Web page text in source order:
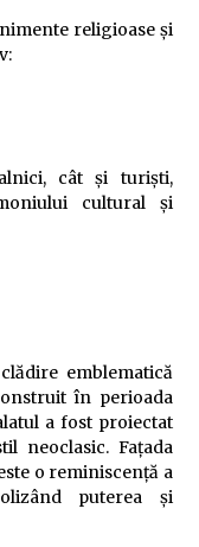
religioase și
cât și turiști,
cultural și
emblematică
în perioada
a fost proiectat
neoclasic. Fațada
o reminiscență a
puterea și